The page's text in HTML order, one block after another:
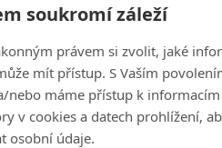
soukromí záleží
právem si zvolit, jaké
mít přístup. S Vaším
nebo máme přístup k
v cookies a datech prohlížení,
osobní údaje.
turnaji Hero World
týdny, ale Tiger dělá vše
golf,”upozornil na dlouhou